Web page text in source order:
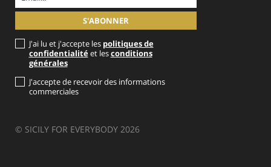
J'ai lu et j'accepte les politiques de
confidentialitéet lesconditions
générales
J'accepte de recevoir des informations
commerciales
© SICILY FOR EVERYBODY 2026